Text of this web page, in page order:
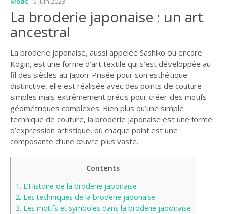
La broderie japonaise : un art
ancestral
La broderie japonaise, aussi appelée Sashiko ou encore
Kogin, est une forme d’art textile qui s’est développée au
fil des siècles au Japon. Prisée pour son esthétique
distinctive, elle est réalisée avec des points de couture
simples mais extrêmement précis pour créer des motifs
géométriques complexes. Bien plus qu’une simple
technique de couture, la broderie japonaise est une forme
d’expression artistique, où chaque point est une
composante d’une œuvre plus vaste.
Contents
1. L’Histoire de la broderie japonaise
2. Les techniques de la broderie japonaise
3. Les motifs et symboles dans la broderie japonaise